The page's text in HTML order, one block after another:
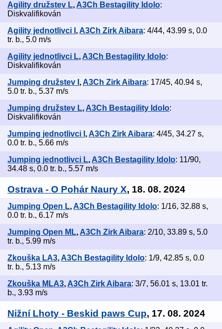
Agility družstev L, A3Ch Bestagility Idolo:
Diskvalifikován
Agility jednotlivci I ,A3Ch Zirk Aibara: 4/44, 43.99 s, 0.0
tr. b., 5.0 m/s
Agility jednotlivci L, A3Ch Bestagility Idolo:
Diskvalifikován
Jumping družstev I ,A3Ch Zirk Aibara: 17/45, 40.94 s,
5.0 tr. b., 5.37 m/s
Jumping družstev L, A3Ch Bestagility Idolo:
Diskvalifikován
Jumping jednotlivci I ,A3Ch Zirk Aibara: 4/45, 34.27 s,
0.0 tr. b., 5.66 m/s
Jumping jednotlivci L, A3Ch Bestagility Idolo: 11/90,
34.48 s, 0.0 tr. b., 5.57 m/s
Ostrava - O Pohár Naury X, 18. 08. 2024
Jumping Open L,A3Ch Bestagility Idolo: 1/16, 32.88 s,
0.0 tr. b., 6.17 m/s
Jumping Open ML, A3Ch Zirk Aibara: 2/10, 33.89 s, 5.0
tr. b., 5.99 m/s
Zkouška LA3,A3Ch Bestagility Idolo: 1/9, 42.85 s, 0.0
tr. b., 5.13 m/s
Zkouška MLA3, A3Ch Zirk Aibara: 3/7, 56.01 s, 13.01 tr.
b., 3.93 m/s
Nižní Lhoty - Beskid paws Cup, 17. 08. 2024